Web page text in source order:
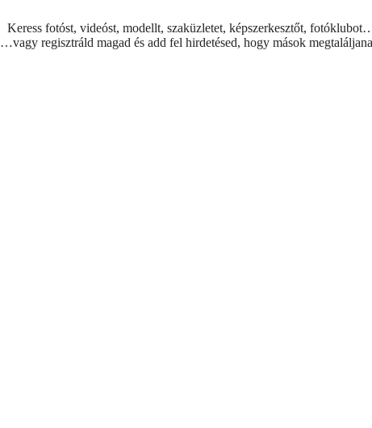
Keress fotóst, videóst, modellt, szaküzletet, képszerkesztőt,
…vagy regisztráld magad és add fel hirdetésed, hogy mások